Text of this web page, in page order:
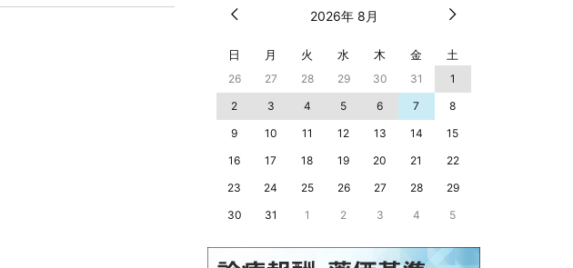
2026年 8月
日 月 火 水 木 金 土
26 27 28 29 30 31
1
2
3 4 5 6 7
8
9
10 11 12 13 14
15
16
17 18 19 20 21
22
23
24 25 26 27 28
29
30
31 1 2 3 4 5